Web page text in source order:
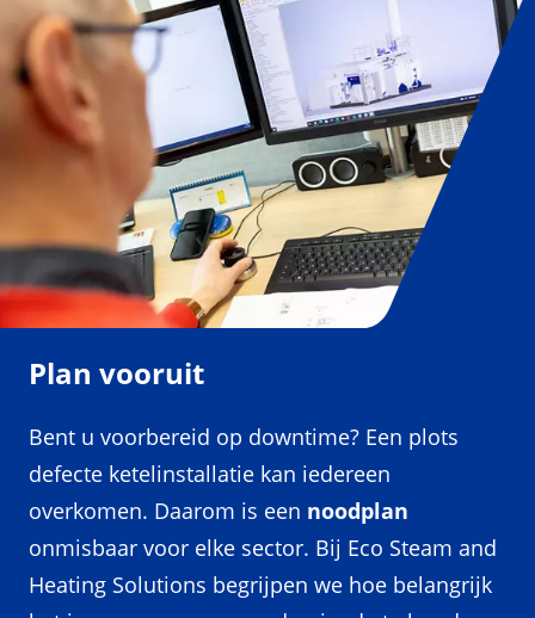
Plan vooruit
Bent u voorbereid op downtime? Een plots
defecte ketelinstallatie kan iedereen
overkomen. Daarom is een noodplan
onmisbaar voor elke sector. Bij Eco Steam and
Heating Solutions begrijpen we hoe belangrijk